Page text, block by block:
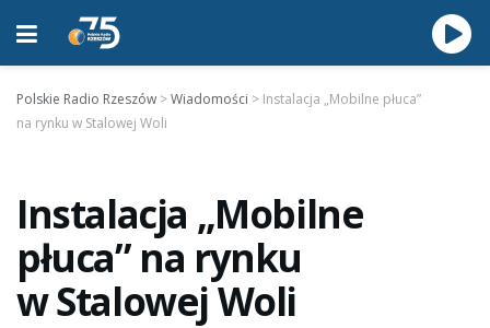
Polskie Radio Rzeszów >Wiadomości > Instalacja „Mobilne płuca”
na rynku w Stalowej Woli
Instalacja „Mobilne
płuca” na rynku
w Stalowej Woli